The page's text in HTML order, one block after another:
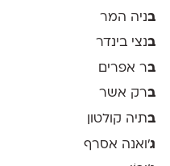
בניה המר
בנצי בינדר
בר אפרים
ברק אשר
בתיה קולטון
ג'ואנה אסרף